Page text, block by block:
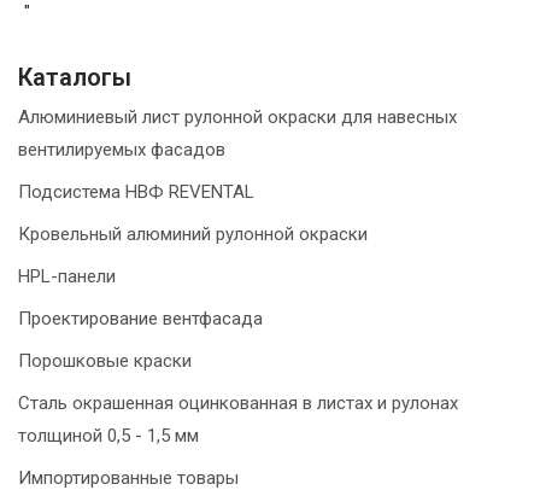
"
Каталогы
Алюминиевый лист рулонной окраски для навесных
вентилируемых фасадов
Подсистема НВФ REVENTAL
Кровельный алюминий рулонной окраски
HPL-панели
Проектирование вентфасада
Порошковые краски
Сталь окрашенная оцинкованная в листах и рулонах
толщиной 0,5 - 1,5 мм
Импортированные товары